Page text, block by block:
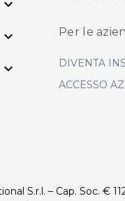
expand_more
expand_more
expand_more
Per le
DIVENTA
ACCESSO
S.r.l. – Cap. Soc. €